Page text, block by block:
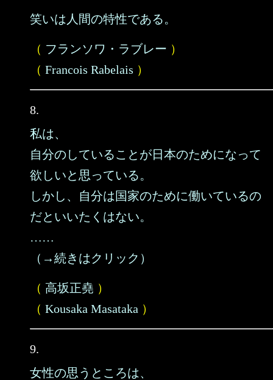
笑いは人間の特性である。
（ フランソワ・ラブレー ）
（ Francois Rabelais ）
8.
私は、
自分のしていることが日本のためになって
欲しいと思っている。
しかし、自分は国家のために働いているの
だといいたくはない。
……
（→続きはクリック）
（ 高坂正堯 ）
（ Kousaka Masataka ）
9.
女性の思うところは、